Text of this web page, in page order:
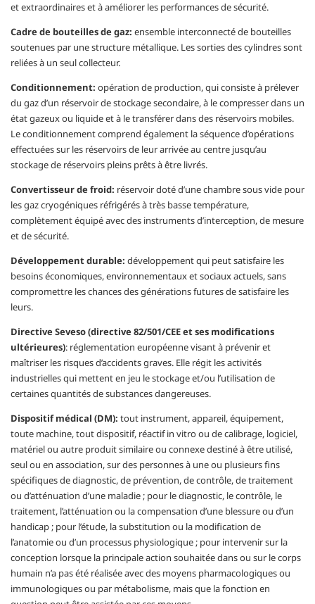
et extraordinaires et à améliorer les performances de sécurité.
Cadre de bouteilles de gaz: ensemble interconnecté de bouteilles
soutenues par une structure métallique. Les sorties des cylindres sont
reliées à un seul collecteur.
Conditionnement: opération de production, qui consiste à prélever
du gaz d’un réservoir de stockage secondaire, à le compresser dans un
état gazeux ou liquide et à le transférer dans des réservoirs mobiles.
Le conditionnement comprend également la séquence d’opérations
effectuées sur les réservoirs de leur arrivée au centre jusqu’au
stockage de réservoirs pleins prêts à être livrés.
Convertisseur de froid: réservoir doté d’une chambre sous vide pour
les gaz cryogéniques réfrigérés à très basse température,
complètement équipé avec des instruments d’interception, de mesure
et de sécurité.
Développement durable: développement qui peut satisfaire les
besoins économiques, environnementaux et sociaux actuels, sans
compromettre les chances des générations futures de satisfaire les
leurs.
Directive Seveso (directive 82/501/CEE et ses modifications
ultérieures): réglementation européenne visant à prévenir et
maîtriser les risques d’accidents graves. Elle régit les activités
industrielles qui mettent en jeu le stockage et/ou l’utilisation de
certaines quantités de substances dangereuses.
Dispositif médical (DM): tout instrument, appareil, équipement,
toute machine, tout dispositif, réactif in vitro ou de calibrage, logiciel,
matériel ou autre produit similaire ou connexe destiné à être utilisé,
seul ou en association, sur des personnes à une ou plusieurs fins
spécifiques de diagnostic, de prévention, de contrôle, de traitement
ou d’atténuation d’une maladie ; pour le diagnostic, le contrôle, le
traitement, l’atténuation ou la compensation d’une blessure ou d’un
handicap ; pour l’étude, la substitution ou la modification de
l’anatomie ou d’un processus physiologique ; pour intervenir sur la
conception lorsque la principale action souhaitée dans ou sur le corps
humain n’a pas été réalisée avec des moyens pharmacologiques ou
immunologiques ou par métabolisme, mais que la fonction en